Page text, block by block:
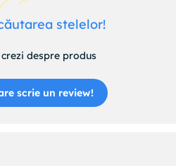
stelelor!
crezi despre produs
scrie un review!